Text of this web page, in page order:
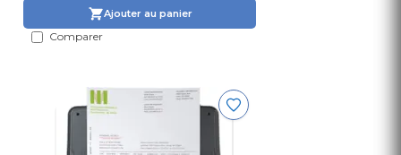
Ajouter au panier
Comparer